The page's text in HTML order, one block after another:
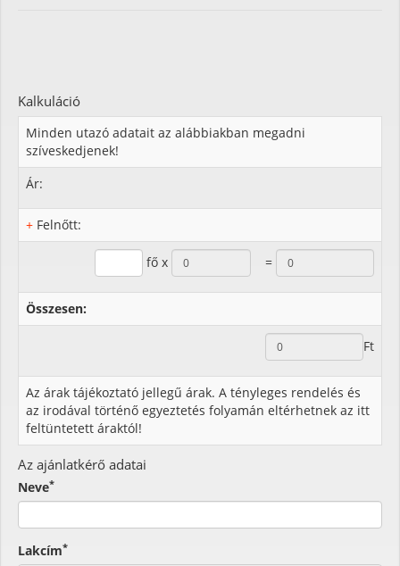
Kalkuláció
Minden utazó adatait az alábbiakban megadni
szíveskedjenek!
Ár:
+ Felnőtt:
fő x =
Összesen:
Ft
Az árak tájékoztató jellegű árak. A tényleges rendelés és
az irodával történő egyeztetés folyamán eltérhetnek az itt
feltüntetett áraktól!
Az ajánlatkérő adatai
Neve*
Lakcím*